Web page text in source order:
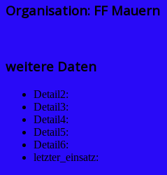
Organisation: FF Mauern
weitere Daten
Detail2:
Detail3:
Detail4:
Detail5:
Detail6:
letzter_einsatz: